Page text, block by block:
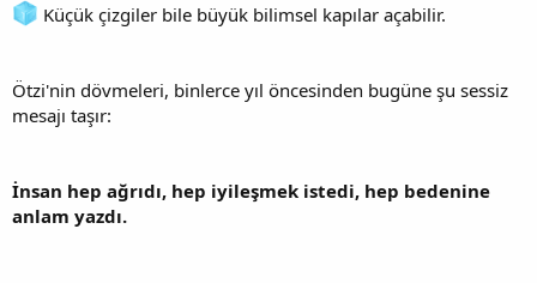
Küçük çizgiler bile büyük bilimsel kapılar açabilir.
Ötzi'nin dövmeleri, binlerce yıl öncesinden bugüne şu sessiz
mesajı taşır:
İnsan hep ağrıdı, hep iyileşmek istedi, hep bedenine
anlam yazdı.